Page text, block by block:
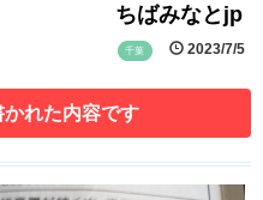
ちばみなとjp
千葉 2023/7/5
かれた内容です